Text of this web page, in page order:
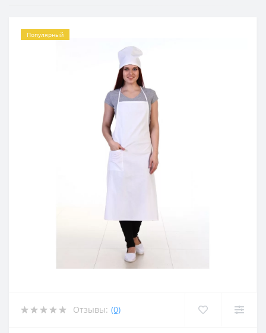
Популярный
Отзывы: (0)